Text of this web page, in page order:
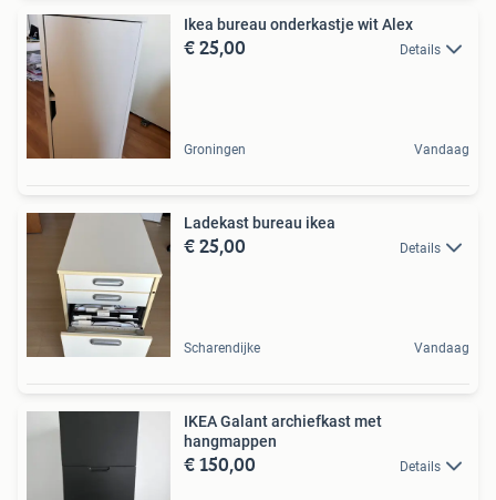
Ikea bureau onderkastje wit Alex
€ 25,00 Details
Groningen Vandaag
Ladekast bureau ikea
€ 25,00 Details
Scharendijke Vandaag
IKEA Galant archiefkast met
hangmappen
€ 150,00 Details